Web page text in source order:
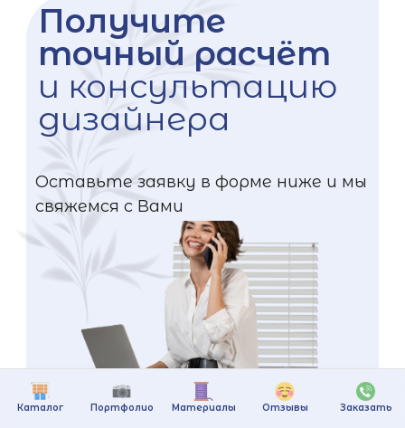
Каталог Портфолио Материалы Отзывы Заказать
Получите
точный расчёт
и консультацию
дизайнера
Оставьте заявку в форме ниже и мы
свяжемся с Вами